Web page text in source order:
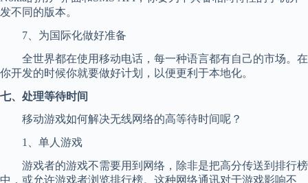
发不同的版本。
7、为国际化做好准备
全世界都在使用移动电话，每一种语言都有自己的市场。在
你开发的时候你就要做好计划，以便更利于本地化。
七、处理等待时间
移动游戏如何解决无线网络的高等待时间呢？
1、单人游戏
游戏者的游戏不需要用到网络，除非是把高分传送到排行榜
中，或允许游戏者浏览排行榜。这种网络通讯对于游戏影响不